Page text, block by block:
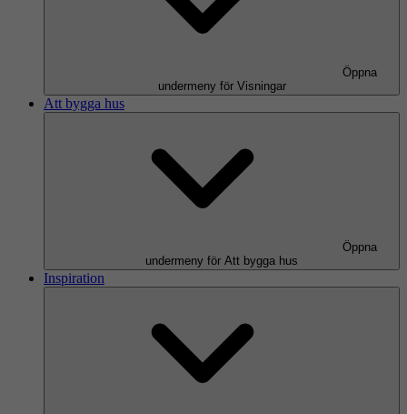
Öppna
undermeny för Visningar
Att bygga hus
Öppna
undermeny för Att bygga hus
Inspiration